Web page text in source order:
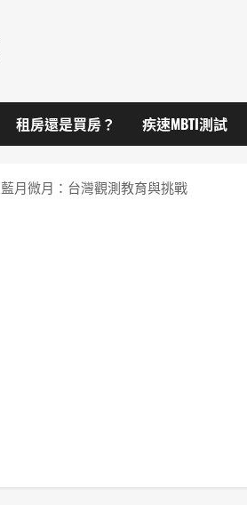
租房還是買房？ 疾速MBTI測試
藍月微月：台灣觀測教育與挑戰